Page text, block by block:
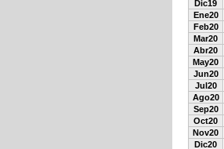
Dic19
Ene20
Feb20
Mar20
Abr20
May20
Jun20
Jul20
Ago20
Sep20
Oct20
Nov20
Dic20